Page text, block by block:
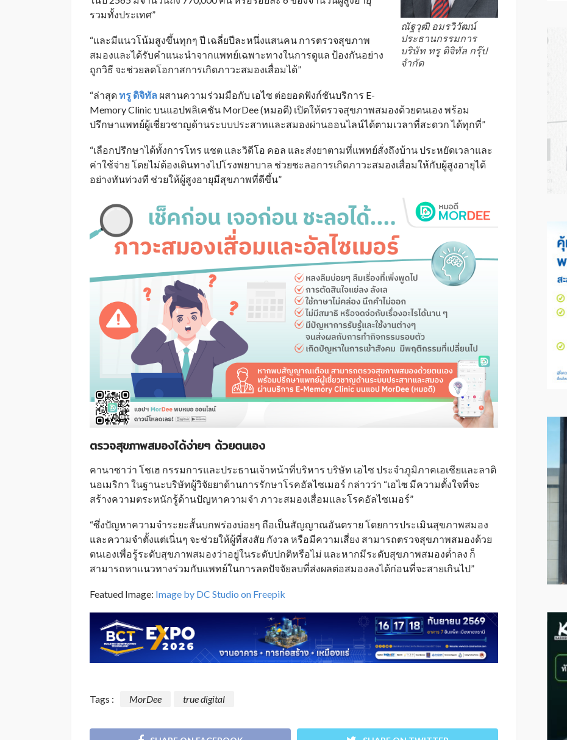
ณัฐวุฒิ อมรวิวัฒน์
ประธานกรรมการ
บริษัท ทรู ดิจิทัล กรุ๊ป
จำกัด
รวมทั้งประเทศ”
“และมีแนวโน้มสูงขึ้นทุกๆ ปี เฉลี่ยปีละหนึ่งแสนคน การตรวจสุขภาพ
สมองและได้รับคำแนะนำจากแพทย์เฉพาะทางในการดูแล ป้องกันอย่าง
ถูกวิธี จะช่วยลดโอกาสการเกิดภาวะสมองเสื่อมได้”
“ล่าสุดทรู ดิจิทัล ผสานความร่วมมือกับ เอไซ ต่อยอดฟังก์ชันบริการ E-
Memory Clinic บนแอปพลิเคชัน MorDee (หมอดี) เปิดให้ตรวจสุขภาพสมองด้วยตนเอง พร้อม
ปรึกษาแพทย์ผู้เชี่ยวชาญด้านระบบประสาทและสมองผ่านออนไลน์ได้ตามเวลาที่สะดวก ได้ทุกที่”
“เลือกปรึกษาได้ทั้งการโทร แชต และวิดีโอ คอล และส่งยาตามที่แพทย์สั่งถึงบ้าน ประหยัดเวลาและ
ค่าใช้จ่าย โดยไม่ต้องเดินทางไปโรงพยาบาล ช่วยชะลอการเกิดภาวะสมองเสื่อมให้กับผู้สูงอายุได้
อย่างทันท่วงที ช่วยให้ผู้สูงอายุมีสุขภาพที่ดีขึ้น”
ตรวจสุขภาพสมองได้ง่ายๆ ด้วยตนเอง
คานาซาว่า โชเฮ กรรมการและประธานเจ้าหน้าที่บริหาร บริษัท เอไซ ประจำภูมิภาคเอเชียและลาติ
นอเมริกา ในฐานะบริษัทผู้วิจัยยาด้านการรักษาโรคอัลไซเมอร์ กล่าวว่า “เอไซ มีความตั้งใจที่จะ
สร้างความตระหนักรู้ด้านปัญหาความจำ ภาวะสมองเสื่อมและโรคอัลไซเมอร์”
“ซึ่งปัญหาความจำระยะสั้นบกพร่องบ่อยๆ ถือเป็นสัญญาณอันตราย โดยการประเมินสุขภาพสมอง
และความจำตั้งแต่เนิ่นๆ จะช่วยให้ผู้ที่สงสัย กังวล หรือมีความเสี่ยง สามารถตรวจสุขภาพสมองด้วย
ตนเองเพื่อรู้ระดับสุขภาพสมองว่าอยู่ในระดับปกติหรือไม่ และหากมีระดับสุขภาพสมองต่ำลง ก็
สามารถหาแนวทางร่วมกับแพทย์ในการลดปัจจัยลบที่ส่งผลต่อสมองลงได้ก่อนที่จะสายเกินไป”
Featued Image: Image by DC Studio on Freepik
Tags : MorDee true digital